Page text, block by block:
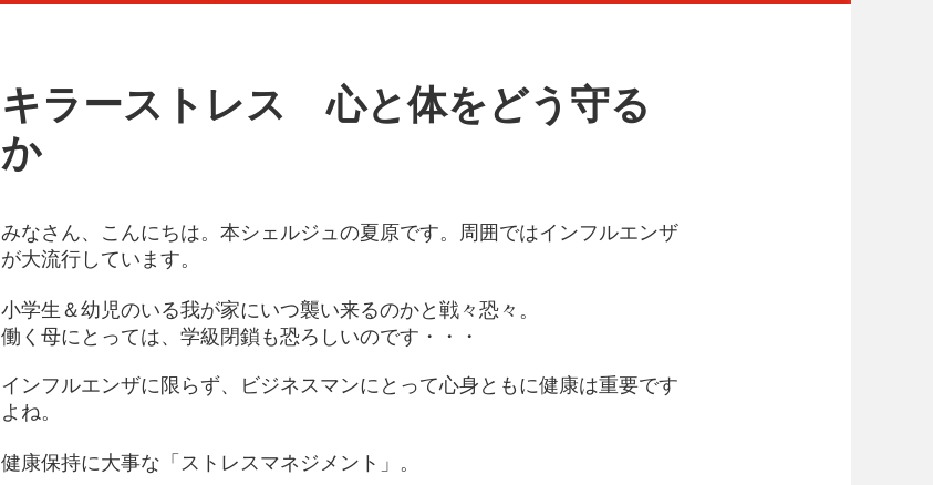
キラーストレス 心と体をどう守る
か
みなさん、こんにちは。本シェルジュの夏原です。周囲ではインフルエンザ
が大流行しています。
小学生＆幼児のいる我が家にいつ襲い来るのかと戦々恐々。
働く母にとっては、学級閉鎖も恐ろしいのです・・・
インフルエンザに限らず、ビジネスマンにとって心身ともに健康は重要です
よね。
健康保持に大事な「ストレスマネジメント」。